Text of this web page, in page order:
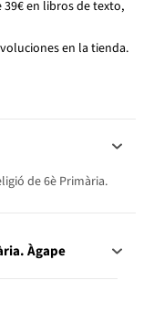
en libros de texto,
en la tienda.
de 6è Primària.
Àgape